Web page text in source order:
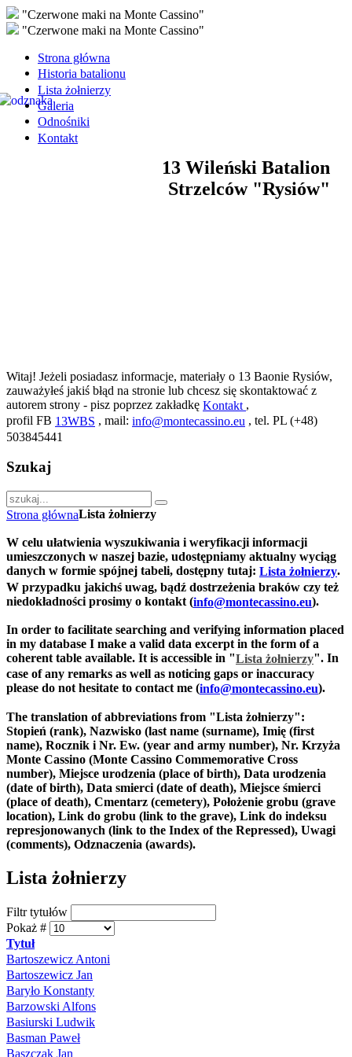
"Czerwone maki na Monte Cassino"
"Czerwone maki na Monte Cassino"
Strona główna
Historia batalionu
Lista żołnierzy
Galeria
Odnośniki
Kontakt
13 Wileński Batalion
Strzelców "Rysiów"
Witaj! Jeżeli posiadasz informacje, materiały o 13 Baonie Rysiów,
zauważyłeś jakiś błąd na stronie lub chcesz się skontaktować z
autorem strony - pisz poprzez zakładkę Kontakt ,
profil FB 13WBS , mail: info@montecassino.eu , tel. PL (+48)
503845441
Szukaj
Strona głównaLista żołnierzy
W celu ułatwienia wyszukiwania i weryfikacji informacji
umieszczonych w naszej bazie, udostępniamy aktualny wyciąg
danych w formie spójnej tabeli, dostępny tutaj: Lista żołnierzy.
W przypadku jakichś uwag, bądź dostrzeżenia braków czy też
niedokładności prosimy o kontakt (info@montecassino.eu).
In order to facilitate searching and verifying information placed
in my database I make a valid data excerpt in the form of a
coherent table available. It is accessible in "Lista żołnierzy". In
case of any remarks as well as noticing gaps or inaccuracy
please do not hesitate to contact me (info@montecassino.eu).
The translation of abbreviations from "Lista żołnierzy":
Stopień (rank), Nazwisko (last name (surname), Imię (first
name), Rocznik i Nr. Ew. (year and army number), Nr. Krzyża
Monte Cassino (Monte Cassino Commemorative Cross
number), Miejsce urodzenia (place of birth), Data urodzenia
(date of birth), Data smierci (date of death), Miejsce śmierci
(place of death), Cmentarz (cemetery), Położenie grobu (grave
location), Link do grobu (link to the grave), Link do indeksu
represjonowanych (link to the Index of the Repressed), Uwagi
(comments), Odznaczenia (awards).
Lista żołnierzy
Filtr tytułów
Pokaż #
Tytuł
Bartoszewicz Antoni
Bartoszewicz Jan
Baryło Konstanty
Barzowski Alfons
Basiurski Ludwik
Basman Paweł
Baszczak Jan